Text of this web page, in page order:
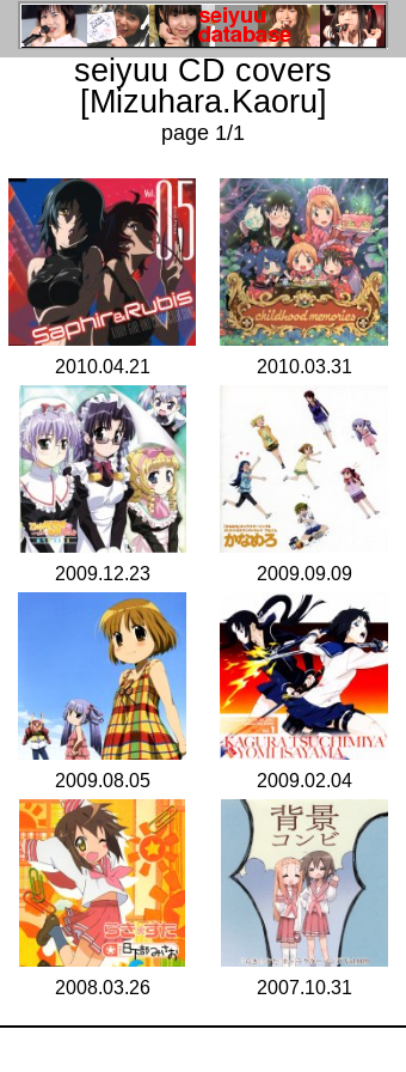
seiyuu CD covers
[Mizuhara.Kaoru]
page 1/1
2010.04.21 2010.03.31
2009.12.23 2009.09.09
2009.08.05 2009.02.04
2008.03.26 2007.10.31